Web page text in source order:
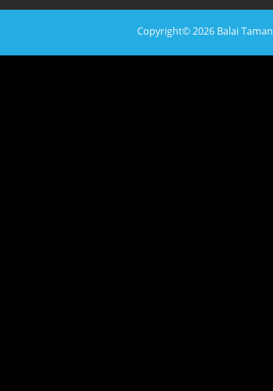
Copyright© 2026 Balai